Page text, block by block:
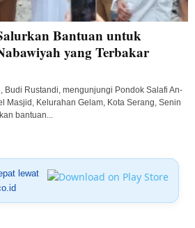
Bantuan untuk
yang Terbakar
Budi Rustandi, mengunjungi Pondok Salafi An-
Masjid, Kelurahan Gelam, Kota Serang, Senin
bantuan...
lewat